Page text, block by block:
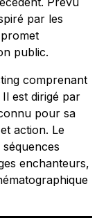
par les
public.
comprenant
Il est dirigé par
pour sa
action. Le
enchanteurs,